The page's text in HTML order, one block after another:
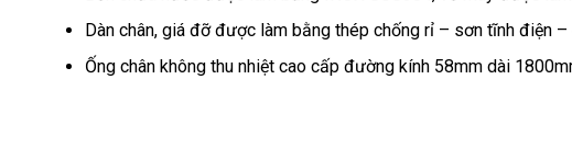
Dàn chân, giá đỡ được làm bằng thép chống rỉ – sơn tĩnh điện –
Ống chân không thu nhiệt cao cấp đường kính 58mm dài